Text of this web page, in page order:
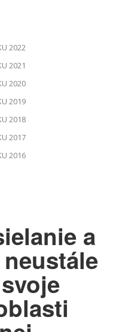
2022
2021
2020
2019
2018
2017
2016
a